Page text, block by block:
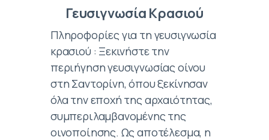
Γευσιγνωσία Κρασιού
Πληροφορίες για τη γευσιγνωσία
κρασιού : Ξεκινήστε την
περιήγηση γευσιγνωσίας οίνου
στη Σαντορίνη, όπου ξεκίνησαν
όλα την εποχή της αρχαιότητας,
συμπεριλαμβανομένης της
οινοποίησης. Ως αποτέλεσμα, η